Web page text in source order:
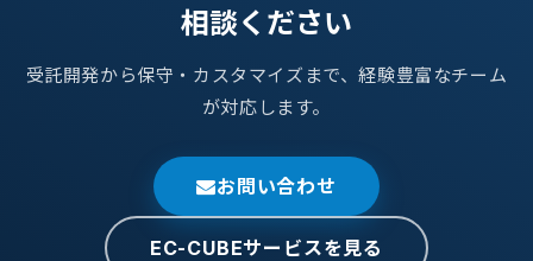
相談ください
受託開発から保守・カスタマイズまで、経験豊富なチーム
が対応します。
お問い合わせ
EC-CUBEサービスを見る